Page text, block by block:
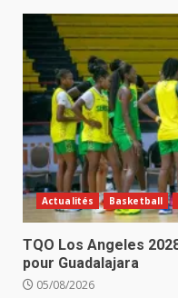
Actualités Basketball
TQO Los Angeles
pour Guadalajara
05/08/2026